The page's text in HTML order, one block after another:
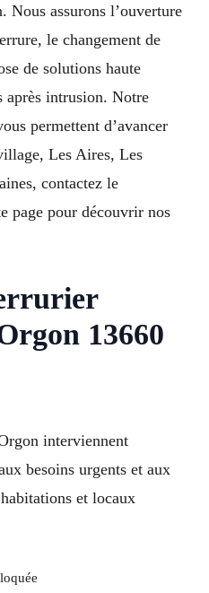
Nous assurons l’ouverture
le changement de
de solutions haute
après intrusion. Notre
permettent d’avancer
Les Aires, Les
contactez le
page pour découvrir nos
13660
interviennent
besoins urgents et aux
et locaux